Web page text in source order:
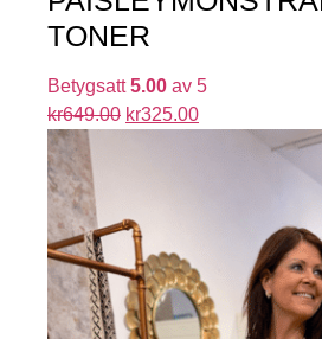
TONER
Betygsatt5.00 av 5
kr649.00 kr325.00